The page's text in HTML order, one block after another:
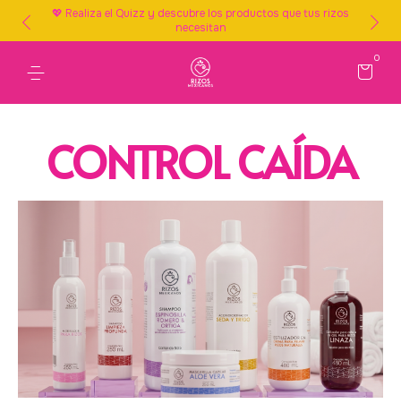
💖 Realiza el Quizz y descubre los productos que tus rizos
necesitan
0
CONTROL CAÍDA